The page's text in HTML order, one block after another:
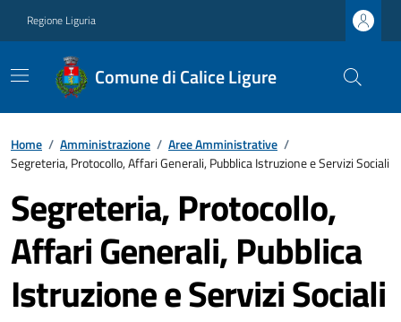
Regione Liguria
Comune di Calice Ligure
Home / Amministrazione / Aree Amministrative /
Segreteria, Protocollo, Affari Generali, Pubblica Istruzione e Servizi Sociali
Segreteria, Protocollo,
Affari Generali, Pubblica
Istruzione e Servizi Sociali